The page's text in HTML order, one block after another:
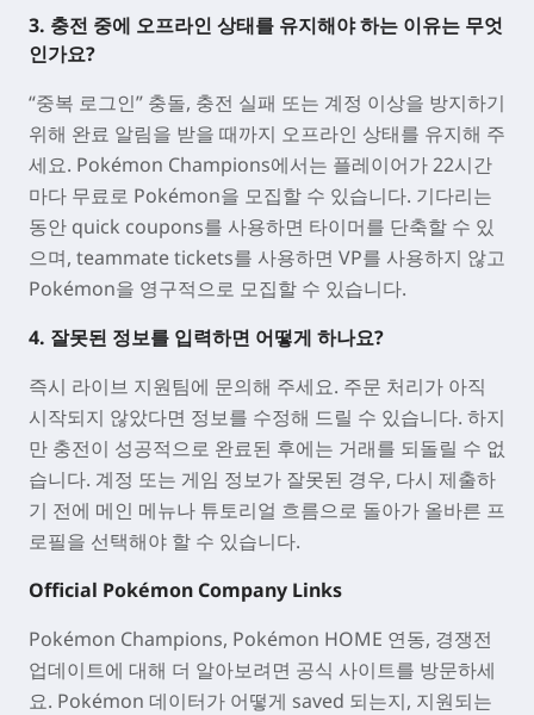
3. 충전 중에 오프라인 상태를 유지해야 하는 이유는 무엇
인가요?
“중복 로그인” 충돌, 충전 실패 또는 계정 이상을 방지하기
위해 완료 알림을 받을 때까지 오프라인 상태를 유지해 주
세요. Pokémon Champions에서는 플레이어가 22시간
마다 무료로 Pokémon을 모집할 수 있습니다. 기다리는
동안 quick coupons를 사용하면 타이머를 단축할 수 있
으며, teammate tickets를 사용하면 VP를 사용하지 않고
Pokémon을 영구적으로 모집할 수 있습니다.
4. 잘못된 정보를 입력하면 어떻게 하나요?
즉시 라이브 지원팀에 문의해 주세요. 주문 처리가 아직
시작되지 않았다면 정보를 수정해 드릴 수 있습니다. 하지
만 충전이 성공적으로 완료된 후에는 거래를 되돌릴 수 없
습니다. 계정 또는 게임 정보가 잘못된 경우, 다시 제출하
기 전에 메인 메뉴나 튜토리얼 흐름으로 돌아가 올바른 프
로필을 선택해야 할 수 있습니다.
Official Pokémon Company Links
Pokémon Champions, Pokémon HOME 연동, 경쟁전
업데이트에 대해 더 알아보려면 공식 사이트를 방문하세
요. Pokémon 데이터가 어떻게 saved 되는지, 지원되는